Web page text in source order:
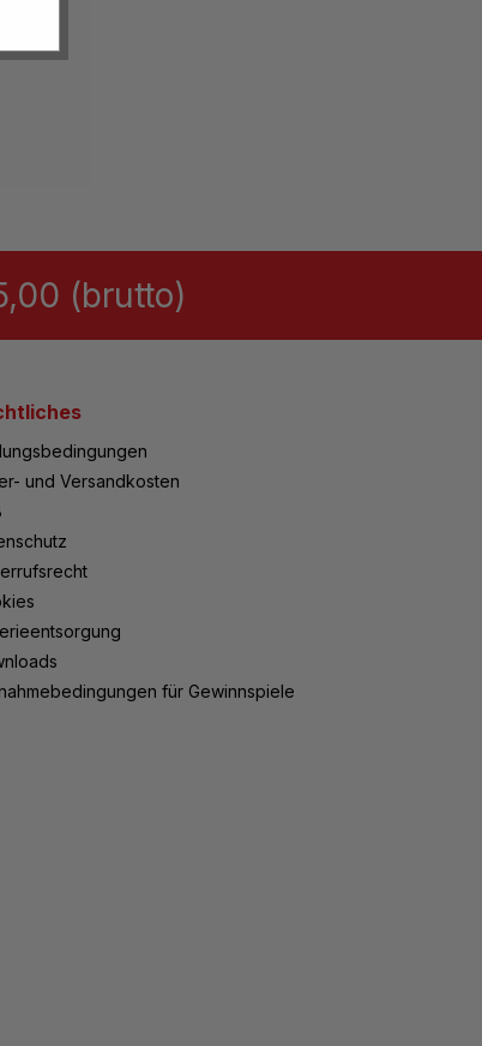
(brutto)
und Versandkosten
für Gewinnspiele